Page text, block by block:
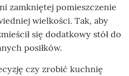
zamkniętej pomieszczenie
wielkości. Tak, aby
się dodatkowy stół do
posiłków.
czy zrobić kuchnię